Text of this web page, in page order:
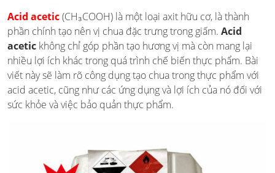
Acid acetic(CH₃COOH) là một loại axit hữu cơ, là thành
phần chính tạo nên vị chua đặc trưng trong giấm. Acid
acetic không chỉ góp phần tạo hương vị mà còn mang lại
nhiều lợi ích khác trong quá trình chế biến thực phẩm. Bài
viết này sẽ làm rõ công dụng tạo chua trong thực phẩm với
acid acetic, cũng như các ứng dụng và lợi ích của nó đối với
sức khỏe và việc bảo quản thực phẩm.